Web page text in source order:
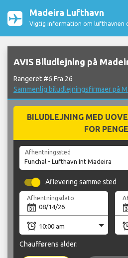
Madeira Lufthavn
Vigtig information om lufthavnen
AVIS Biludlejning på
Rangeret #6 Fra 26
Sammenlig biludlejningsfirmaer på
BILUDLEJNING MED
FOR
Afhentningssted
Aflevering samme sted
Afhentningsdato
Chaufførens alder: